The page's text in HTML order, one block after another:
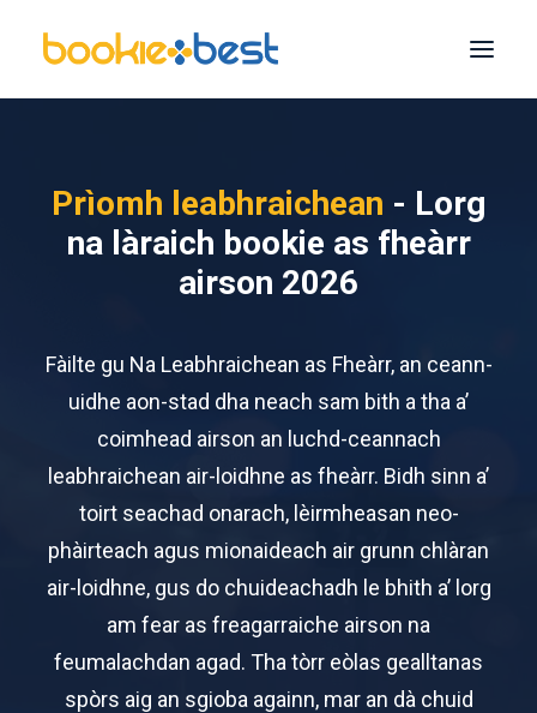
Melbet
1xGeall
1Buaigh
An geall 365
Rannsaich
Prìomh leabhraichean - Lorg
na làraich bookie as fheàrr
airson 2026
Fàilte gu Na Leabhraichean as Fheàrr, an ceann-
uidhe aon-stad dha neach sam bith a tha a’
coimhead airson an luchd-ceannach
leabhraichean air-loidhne as fheàrr. Bidh sinn a’
toirt seachad onarach, lèirmheasan neo-
phàirteach agus mionaideach air grunn chlàran
air-loidhne, gus do chuideachadh le bhith a’ lorg
am fear as freagarraiche airson na
feumalachdan agad. Tha tòrr eòlas gealltanas
spòrs aig an sgioba againn, mar an dà chuid